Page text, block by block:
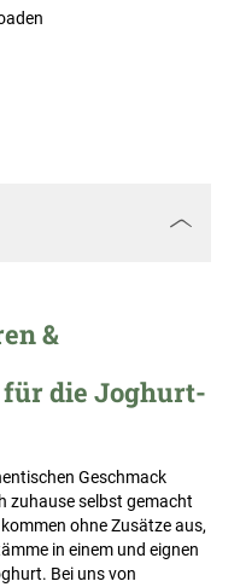
&
die Joghurt-
Geschmack
zuhause selbst gemacht
ohne Zusätze aus,
in einem und eignen
Bei uns von